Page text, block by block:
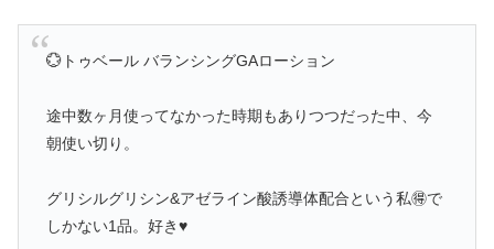
💮トゥベール バランシングGAローション
途中数ヶ月使ってなかった時期もありつつだった中、今
朝使い切り。
グリシルグリシン&アゼライン酸誘導体配合という私🉐で
しかない1品。好き♥️